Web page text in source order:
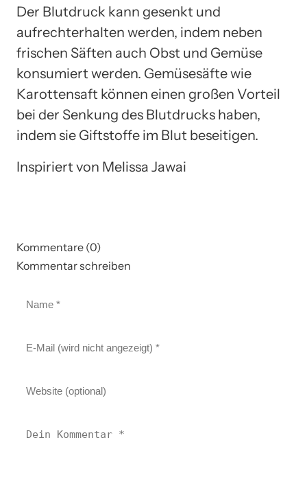
Der Blutdruck kann gesenkt und
aufrechterhalten werden, indem neben
frischen Säften auch Obst und Gemüse
konsumiert werden. Gemüsesäfte wie
Karottensaft können einen großen Vorteil
bei der Senkung des Blutdrucks haben,
indem sie Giftstoffe im Blut beseitigen.
Inspiriert von Melissa Jawai
Kommentare (0)
Kommentar schreiben